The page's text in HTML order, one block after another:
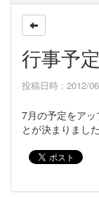
行事予
投稿日時 : 2012/
7月の予定をア
とが決まりました